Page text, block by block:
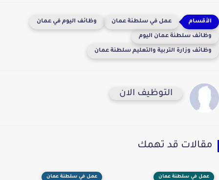
عمل في سلطنة عمان وظائف اليوم في عمان
وظائف سلطنة عمان اليوم
وظائف وزارة التربية والتعليم سلطنة عمان
التوظيف الان
مقالات قد تهمك
عمل في سلطنة عمان عمل في سلطنة عمان